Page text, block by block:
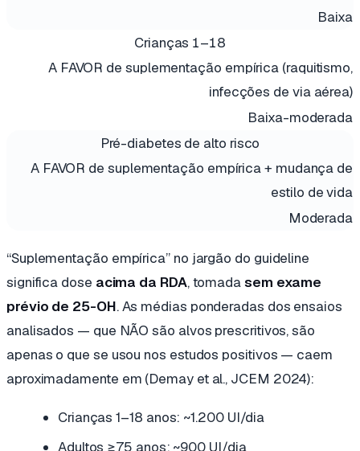
Baixa
Crianças 1–18
A FAVOR de suplementação empírica (raquitismo,
infecções de via aérea)
Baixa-moderada
Pré-diabetes de alto risco
A FAVOR de suplementação empírica + mudança de
estilo de vida
Moderada
“Suplementação empírica” no jargão do guideline
significa dose acima da RDA, tomadasem exame
prévio de 25-OH. As médias ponderadas dos ensaios
analisados — que NÃO são alvos prescritivos, são
apenas o que se usou nos estudos positivos — caem
aproximadamente em (Demay et al., JCEM 2024):
Crianças 1–18 anos: ~1.200 UI/dia
Adultos ≥75 anos: ~900 UI/dia